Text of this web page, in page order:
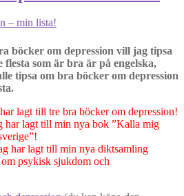
böcker om depression vill jag tipsa
som är bra är på engelska,
tipsa om bra böcker om depression
lagt till tre bra böcker om depression!
har lagt till min nya bok ”Kalla mig
har lagt till min nya diktsamling
psykisk sjukdom och